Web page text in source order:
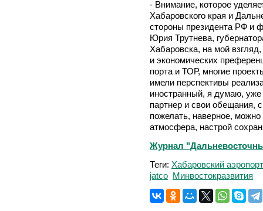
- Внимание, которое
Хабаровского края и
стороны президента РФ и
Юрия Трутнева,
Хабаровска, на мой
и экономических
порта и ТОР, многие
имели перспективы
иностранный, я думаю, уже
партнер и свои обещания,
пожелать, наверное,
атмосфера, настрой
Журнал
Теги: Хабаровский аэропорт
jatco Минвостокразвития